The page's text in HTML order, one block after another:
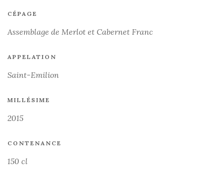
CÉPAGE
Assemblage de Merlot et Cabernet Franc
APPELATION
Saint-Emilion
MILLÉSIME
2015
CONTENANCE
150 cl